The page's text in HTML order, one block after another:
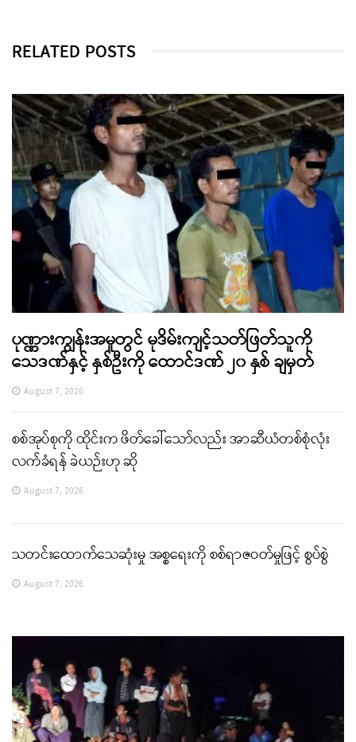
RELATED POSTS
ပုဏ္ဏားကျွန်းအမှုတွင် မုဒိမ်းကျင့်သတ်ဖြတ်သူကို
သေဒဏ်နှင့် နှစ်ဦးကို ထောင်ဒဏ် ၂၀ နှစ် ချမှတ်
August 7, 2026
စစ်အုပ်စုကို ထိုင်းက ဖိတ်ခေါ်သော်လည်း အာဆီယံတစ်စုံလုံး
လက်ခံရန် ခဲယဉ်းဟု ဆို
August 7, 2026
သတင်းထောက်သေဆုံးမှု အစ္စရေးကို စစ်ရာဇဝတ်မှုဖြင့် စွပ်စွဲ
August 7, 2026